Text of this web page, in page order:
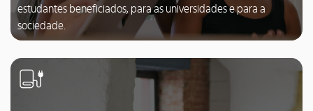
estudantes beneficiados, para as universidades e para a
sociedade.